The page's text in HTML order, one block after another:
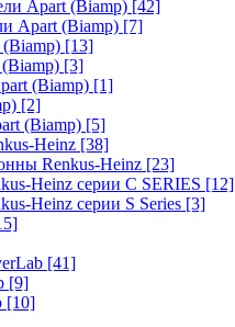
Apart (Biamp) [42]
Apart (Biamp) [7]
[13]
[3]
(Biamp) [1]
[2]
(Biamp) [5]
Heinz [38]
Renkus-Heinz [23]
Heinz серии C SERIES [12]
Heinz серии S Series [3]
[41]
[9]
[10]